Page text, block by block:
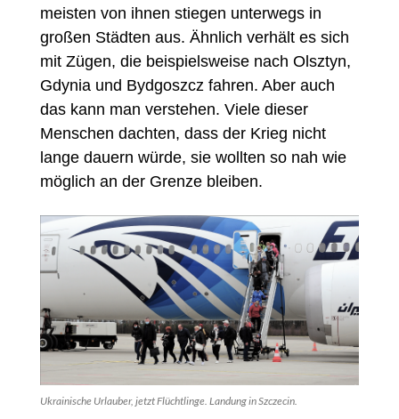
meisten von ihnen stiegen unterwegs in
großen Städten aus. Ähnlich verhält es sich
mit Zügen, die beispielsweise nach Olsztyn,
Gdynia und Bydgoszcz fahren. Aber auch
das kann man verstehen. Viele dieser
Menschen dachten, dass der Krieg nicht
lange dauern würde, sie wollten so nah wie
möglich an der Grenze bleiben.
Ukrainische Urlauber, jetzt Flüchtlinge. Landung in Szczecin.